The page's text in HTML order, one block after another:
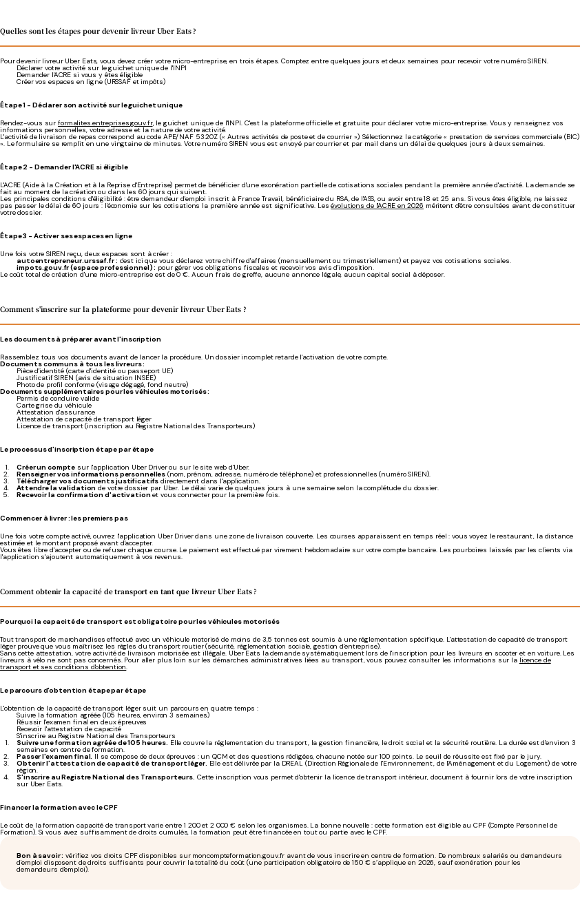
Quelles sont les étapes pour devenir livreur Uber Eats ?
Pour devenir livreur Uber Eats, vous devez créer votre micro-entreprise, en trois étapes. Comptez entre quelques jours et deux semaines pour recevoir votre numéro SIREN.
Déclarer votre activité sur le guichet unique de l'INPI
Demander l'ACRE si vous y êtes éligible
Créer vos espaces en ligne (URSSAF et impôts)
Étape 1 - Déclarer son activité sur le guichet unique
Rendez-vous surformalites.entreprises.gouv.fr, le guichet unique de l'INPI. C'est la plateforme officielle et gratuite pour déclarer votre micro-entreprise. Vous y renseignez vos
informations personnelles, votre adresse et la nature de votre activité.
L'activité de livraison de repas correspond au code APE/NAF 53.20Z (« Autres activités de poste et de courrier »). Sélectionnez la catégorie « prestation de services commerciale (BIC)
». Le formulaire se remplit en une vingtaine de minutes. Votre numéro SIREN vous est envoyé par courrier et par mail dans un délai de quelques jours à deux semaines.
Étape 2 - Demander l'ACRE si éligible
L'ACRE (Aide à la Création et à la Reprise d'Entreprise) permet de bénéficier d'une exonération partielle de cotisations sociales pendant la première année d'activité. La demande se
fait au moment de la création ou dans les 60 jours qui suivent.
Les principales conditions d'éligibilité : être demandeur d'emploi inscrit à France Travail, bénéficiaire du RSA, de l'ASS, ou avoir entre 18 et 25 ans. Si vous êtes éligible, ne laissez
pas passer le délai de 60 jours : l'économie sur les cotisations la première année est significative. Lesévolutions de l'ACRE en 2026 méritent d'être consultées avant de constituer
votre dossier.
Étape 3 - Activer ses espaces en ligne
Une fois votre SIREN reçu, deux espaces sont à créer :
autoentrepreneur.urssaf.fr : c'est ici que vous déclarez votre chiffre d'affaires (mensuellement ou trimestriellement) et payez vos cotisations sociales.
impots.gouv.fr (espace professionnel) : pour gérer vos obligations fiscales et recevoir vos avis d'imposition.
Le coût total de création d'une micro-entreprise est de 0 €. Aucun frais de greffe, aucune annonce légale, aucun capital social à déposer.
Comment s'inscrire sur la plateforme pour devenir livreur Uber Eats ?
Les documents à préparer avant l'inscription
Rassemblez tous vos documents avant de lancer la procédure. Un dossier incomplet retarde l'activation de votre compte.
Documents communs à tous les livreurs :
Pièce d'identité (carte d'identité ou passeport UE)
Justificatif SIREN (avis de situation INSEE)
Photo de profil conforme (visage dégagé, fond neutre)
Documents supplémentaires pour les véhicules motorisés :
Permis de conduire valide
Carte grise du véhicule
Attestation d'assurance
Attestation de capacité de transport léger
Licence de transport (inscription au Registre National des Transporteurs)
Le processus d'inscription étape par étape
Créer un compte sur l'application Uber Driver ou sur le site web d'Uber.
Renseigner vos informations personnelles (nom, prénom, adresse, numéro de téléphone) et professionnelles (numéro SIREN).
Télécharger vos documents justificatifs directement dans l'application.
Attendre la validation de votre dossier par Uber. Le délai varie de quelques jours à une semaine selon la complétude du dossier.
Recevoir la confirmation d'activationet vous connecter pour la première fois.
Commencer à livrer : les premiers pas
Une fois votre compte activé, ouvrez l'application Uber Driver dans une zone de livraison couverte. Les courses apparaissent en temps réel : vous voyez le restaurant, la distance
estimée et le montant proposé avant d'accepter.
Vous êtes libre d'accepter ou de refuser chaque course. Le paiement est effectué par virement hebdomadaire sur votre compte bancaire. Les pourboires laissés par les clients via
l'application s'ajoutent automatiquement à vos revenus.
Comment obtenir la capacité de transport en tant que livreur Uber Eats ?
Pourquoi la capacité de transport est obligatoire pour les véhicules motorisés
Tout transport de marchandises effectué avec un véhicule motorisé de moins de 3,5 tonnes est soumis à une réglementation spécifique. L'attestation de capacité de transport
léger prouve que vous maîtrisez les règles du transport routier (sécurité, réglementation sociale, gestion d'entreprise).
Sans cette attestation, votre activité de livraison motorisée est illégale. Uber Eats la demande systématiquement lors de l'inscription pour les livreurs en scooter et en voiture. Les
livreurs à vélo ne sont pas concernés. Pour aller plus loin sur les démarches administratives liées au transport, vous pouvez consulter les informations sur la licence de
transport et ses conditions d'obtention.
Le parcours d'obtention étape par étape
L'obtention de la capacité de transport léger suit un parcours en quatre temps :
Suivre la formation agréée (105 heures, environ 3 semaines)
Réussir l'examen final en deux épreuves
Recevoir l'attestation de capacité
S'inscrire au Registre National des Transporteurs
Suivre une formation agréée de 105 heures. Elle couvre la réglementation du transport, la gestion financière, le droit social et la sécurité routière. La durée est d'environ 3
semaines en centre de formation.
Passer l'examen final. Il se compose de deux épreuves : un QCM et des questions rédigées, chacune notée sur 100 points. Le seuil de réussite est fixé par le jury.
Obtenir l'attestation de capacité de transport léger. Elle est délivrée par la DREAL (Direction Régionale de l'Environnement, de l'Aménagement et du Logement) de votre
région.
S'inscrire au Registre National des Transporteurs. Cette inscription vous permet d'obtenir la licence de transport intérieur, document à fournir lors de votre inscription
sur Uber Eats.
Financer la formation avec le CPF
Le coût de la formation capacité de transport varie entre 1 200 et 2 000 € selon les organismes. La bonne nouvelle : cette formation est éligible au CPF (Compte Personnel de
Formation). Si vous avez suffisamment de droits cumulés, la formation peut être financée en tout ou partie avec le CPF.
Bon à savoir : vérifiez vos droits CPF disponibles sur moncompteformation.gouv.fr avant de vous inscrire en centre de formation. De nombreux salariés ou demandeurs
d'emploi disposent de droits suffisants pour couvrir la totalité du coût (une participation obligatoire de 150 € s’applique en 2026, sauf exonération pour les
demandeurs d'emploi).